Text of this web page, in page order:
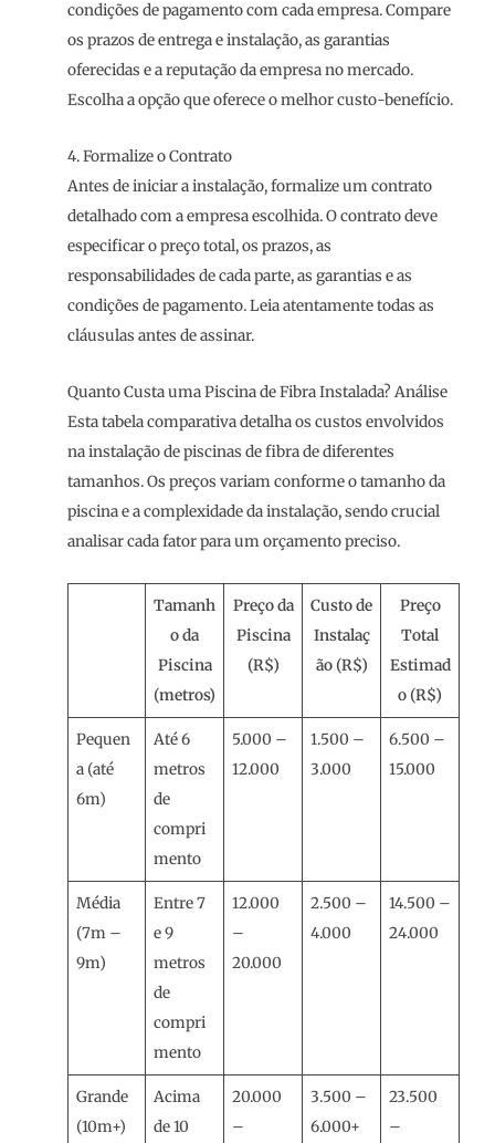
condições de pagamento com cada empresa. Compare
os prazos de entrega e instalação, as garantias
oferecidas e a reputação da empresa no mercado.
Escolha a opção que oferece o melhor custo-benefício.
4. Formalize o Contrato
Antes de iniciar a instalação, formalize um contrato
detalhado com a empresa escolhida. O contrato deve
especificar o preço total, os prazos, as
responsabilidades de cada parte, as garantias e as
condições de pagamento. Leia atentamente todas as
cláusulas antes de assinar.
Quanto Custa uma Piscina de Fibra Instalada? Análise
Esta tabela comparativa detalha os custos envolvidos
na instalação de piscinas de fibra de diferentes
tamanhos. Os preços variam conforme o tamanho da
piscina e a complexidade da instalação, sendo crucial
analisar cada fator para um orçamento preciso.
Tamanh
o da
Piscina
(metros)
Preço da
Piscina
(R$)
Custo de
Instalaç
ão (R$)
Preço
Total
Estimad
o (R$)
Pequen
a (até
6m)
Até 6
metros
de
compri
mento
5.000 –
12.000
1.500 –
3.000
6.500 –
15.000
Média
(7m –
9m)
Entre 7
e 9
metros
de
compri
mento
12.000
–
20.000
2.500 –
4.000
14.500 –
24.000
Grande
(10m+)
Acima
de 10
20.000
–
3.500 –
6.000+
23.500
–